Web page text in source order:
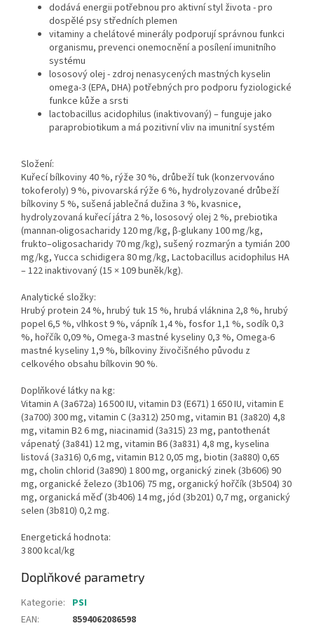
dodává energii potřebnou pro aktivní styl života - pro
dospělé psy středních plemen
vitaminy a chelátové minerály podporují správnou funkci
organismu, prevenci onemocnění a posílení imunitního
systému
lososový olej - zdroj nenasycených mastných kyselin
omega-3 (EPA, DHA) potřebných pro podporu fyziologické
funkce kůže a srsti
lactobacillus acidophilus (inaktivovaný) – funguje jako
paraprobiotikum a má pozitivní vliv na imunitní systém
Složení:
Kuřecí bílkoviny 40 %, rýže 30 %, drůbeží tuk (konzervováno
tokoferoly) 9 %, pivovarská rýže 6 %, hydrolyzované drůbeží
bílkoviny 5 %, sušená jablečná dužina 3 %, kvasnice,
hydrolyzovaná kuřecí játra 2 %, lososový olej 2 %, prebiotika
(mannan-oligosacharidy 120 mg/kg, β-glukany 100 mg/kg,
frukto–oligosacharidy 70 mg/kg), sušený rozmarýn a tymián 200
mg/kg, Yucca schidigera 80 mg/kg, Lactobacillus acidophilus HA
– 122 inaktivovaný (15 × 109 buněk/kg).
Analytické složky:
Hrubý protein 24 %, hrubý tuk 15 %, hrubá vláknina 2,8 %, hrubý
popel 6,5 %, vlhkost 9 %, vápník 1,4 %, fosfor 1,1 %, sodík 0,3
%, hořčík 0,09 %, Omega-3 mastné kyseliny 0,3 %, Omega-6
mastné kyseliny 1,9 %, bílkoviny živočišného původu z
celkového obsahu bílkovin 90 %.
Doplňkové látky na kg:
Vitamin A (3a672a) 16 500 IU, vitamin D3 (E671) 1 650 IU, vitamin E
(3a700) 300 mg, vitamin C (3a312) 250 mg, vitamin B1 (3a820) 4,8
mg, vitamin B2 6 mg, niacinamid (3a315) 23 mg, pantothenát
vápenatý (3a841) 12 mg, vitamin B6 (3a831) 4,8 mg, kyselina
listová (3a316) 0,6 mg, vitamin B12 0,05 mg, biotin (3a880) 0,65
mg, cholin chlorid (3a890) 1 800 mg, organický zinek (3b606) 90
mg, organické železo (3b106) 75 mg, organický hořčík (3b504) 30
mg, organická měď (3b406) 14 mg, jód (3b201) 0,7 mg, organický
selen (3b810) 0,2 mg.
Energetická hodnota:
3 800 kcal/kg
Doplňkové parametry
Kategorie: PSI
EAN: 8594062086598